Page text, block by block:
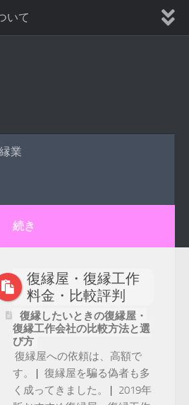
いて
業
続き
復縁屋・復縁工作
料金・比較評判
復縁したいときの復縁屋・
復縁工作会社の比較方法と選
び方
復縁屋への依頼は、高額で
す。
復縁屋を騙る偽者も多
く成ってきました。
2019年